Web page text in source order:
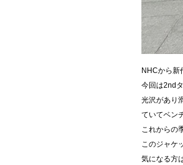
NHCから新
今回は2nd
光沢があり
ていてベン
これからの
このジャケ
気になる方